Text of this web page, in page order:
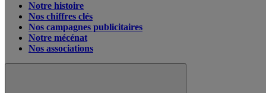
Notre histoire
Nos chiffres clés
Nos campagnes publicitaires
Notre mécénat
Nos associations